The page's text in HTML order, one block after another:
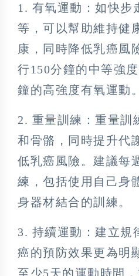
1. 有氧運動：如快步
等，可以幫助維持健
康，同時降低乳癌風
行150分鐘的中等強
鐘的高強度有氧運動。
2. 重量訓練：重量訓
和骨骼，同時提升代
低乳癌風險。建議每
練，包括使用自己身
身器材結合的訓練。
3. 持續運動：建立規
癌的預防效果更為明
至少5天的運動時間